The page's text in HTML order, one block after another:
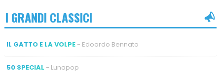
I GRANDI CLASSICI
IL GATTO E LA VOLPE- Edoardo Bennato
50 SPECIAL - Lunapop